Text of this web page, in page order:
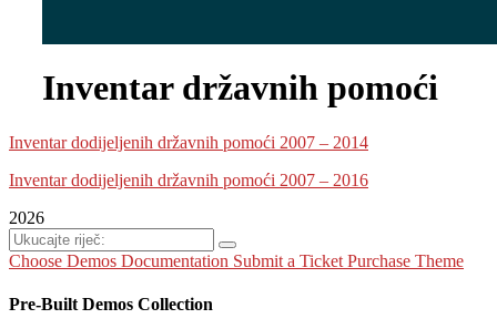
Inventar državnih pomoći
Inventar dodijeljenih državnih pomoći 2007 – 2014
Inventar dodijeljenih državnih pomoći 2007 – 2016
2026
Choose Demos Documentation Submit a Ticket Purchase Theme
Pre-Built Demos Collection